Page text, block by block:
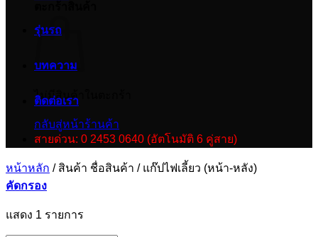
ไม่มีสินค้าในตะกร้า
กลับสู่หน้าร้านค้า
รุ่นรถ
บทความ
ติดต่อเรา
สายด่วน: 0 2453 0640 (อัตโนมัติ 6 คู่สาย)
หน้าหลัก /สินค้า ชื่อสินค้า /แก๊ปไฟเลี้ยว (หน้า-หลัง)
คัดกรอง
แสดง 1 รายการ